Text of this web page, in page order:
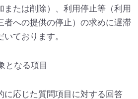
または削除）、利用停止等（利用
者への提供の停止）の求めに遅滞
ております。
となる項目
に応じた質問項目に対する回答